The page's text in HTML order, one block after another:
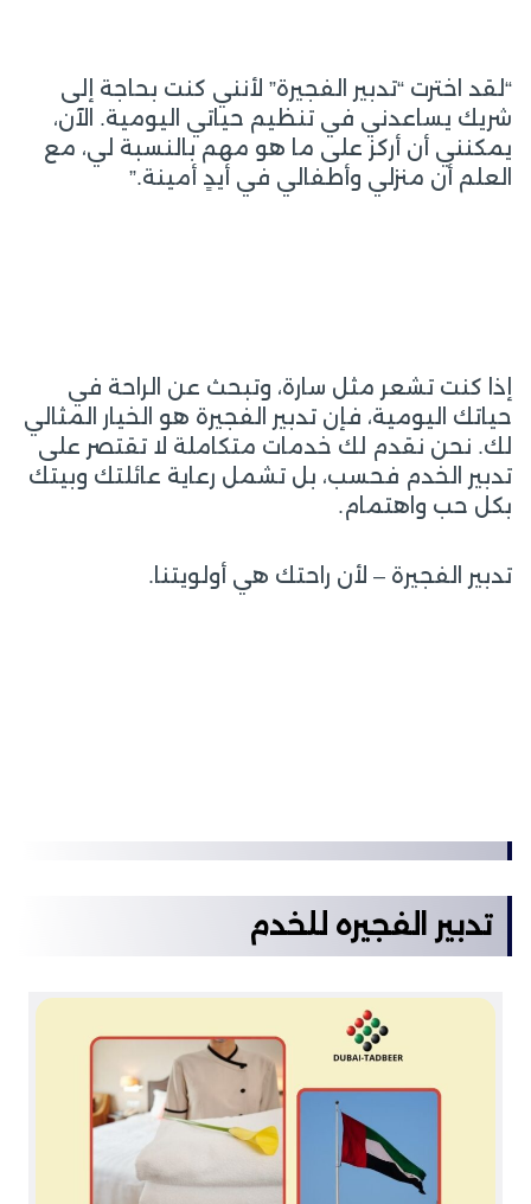
“لقد اخترت “تدبير الفجيرة” لأنني كنت بحاجة إلى
شريك يساعدني في تنظيم حياتي اليومية. الآن،
يمكنني أن أركز على ما هو مهم بالنسبة لي، مع
العلم أن منزلي وأطفالي في أيدٍ أمينة.”
إذا كنت تشعر مثل سارة، وتبحث عن الراحة في
حياتك اليومية، فإن تدبير الفجيرة هو الخيار المثالي
لك. نحن نقدم لك خدمات متكاملة لا تقتصر على
تدبير الخدم فحسب، بل تشمل رعاية عائلتك وبيتك
بكل حب واهتمام.
تدبير الفجيرة – لأن راحتك هي أولويتنا.
تدبير الفجيره للخدم